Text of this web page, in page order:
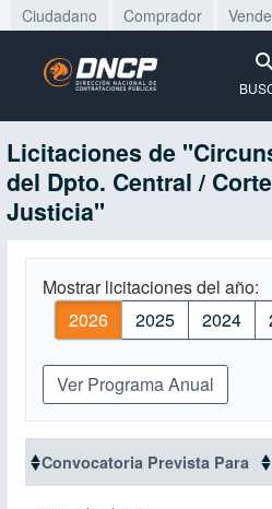
Ciudadano Comprador
Licitaciones de
del Dpto. Central /
Justicia"
Mostrar licitaciones del año:
2026
2025 2024
Ver Programa Anual
Convocatoria Prevista Para